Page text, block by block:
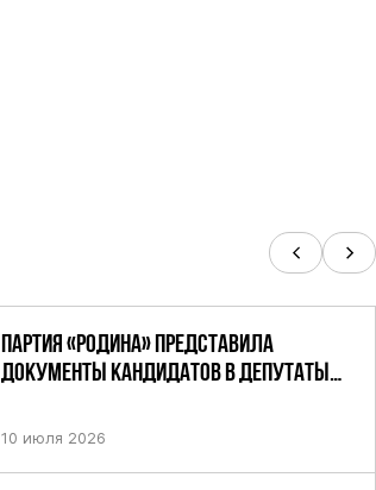
ПАРТИЯ «РОДИНА» ПРЕДСТАВИЛА
ДОКУМЕНТЫ КАНДИДАТОВ В ДЕПУТАТЫ
10 июля 2026